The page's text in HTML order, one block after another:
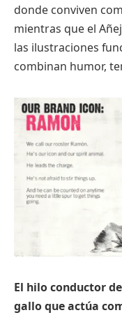
donde conviven
mientras que el
las ilustraciones
combinan humor,
El hilo conductor
gallo que actúa